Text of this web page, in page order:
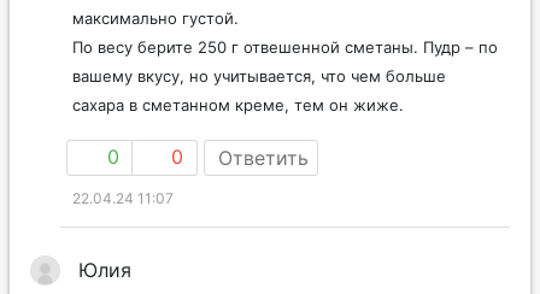
максимально густой.
По весу берите 250 г отвешенной сметаны. Пудр – по
вашему вкусу, но учитывается, что чем больше
сахара в сметанном креме, тем он жиже.
0 0 Ответить
22.04.24 11:07
Юлия